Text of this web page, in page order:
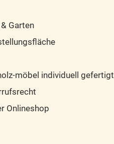
Garten
möbel individuell gefertigt
Onlineshop